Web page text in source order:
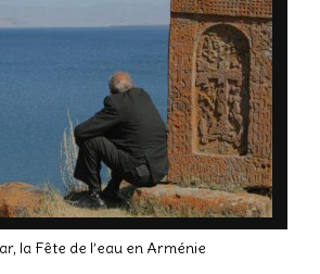
la Fête de l’eau en Arménie